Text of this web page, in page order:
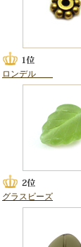
ロンデル
グラスビーズ